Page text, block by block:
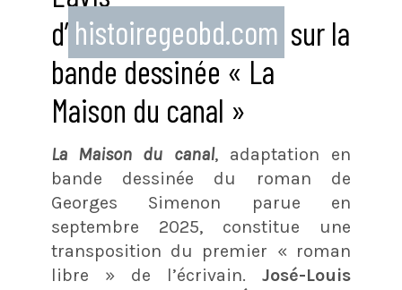
d’ histoiregeobd.com sur la
bande dessinée « La
Maison du canal »
La Maison du canal, adaptation en
bande dessinée du roman de
Georges Simenon parue en
septembre 2025, constitue une
transposition du premier « roman
libre » de l’écrivain.José-Louis